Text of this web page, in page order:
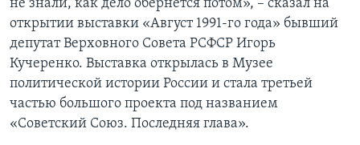
не знали, как дело обернется потом», – сказал на
открытии выставки «Август 1991-го года» бывший
депутат Верховного Совета РСФСР Игорь
Кучеренко. Выставка открылась в Музее
политической истории России и стала третьей
частью большого проекта под названием
«Советский Союз. Последняя глава».